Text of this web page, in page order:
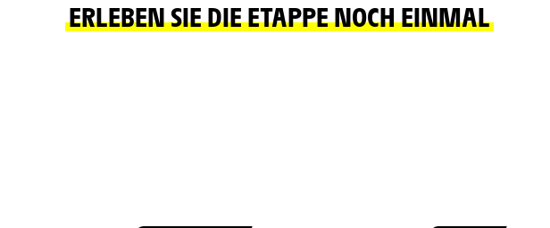
ERLEBEN SIE DIE ETAPPE NOCH EINMAL